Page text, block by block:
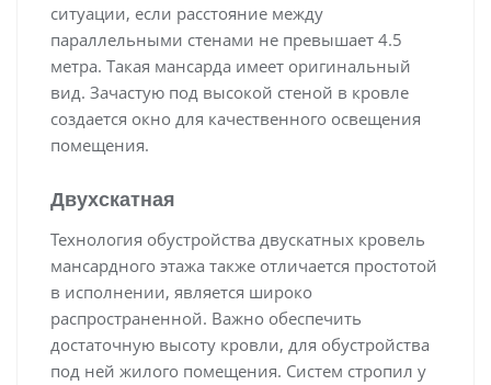
ситуации, если расстояние между
параллельными стенами не превышает 4.5
метра. Такая мансарда имеет оригинальный
вид. Зачастую под высокой стеной в кровле
создается окно для качественного освещения
помещения.
Двухскатная
Технология обустройства двускатных кровель
мансардного этажа также отличается простотой
в исполнении, является широко
распространенной. Важно обеспечить
достаточную высоту кровли, для обустройства
под ней жилого помещения. Систем стропил у